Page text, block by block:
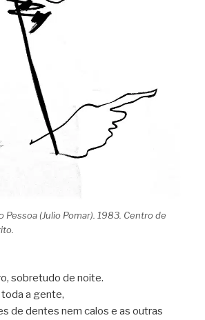
Pessoa (Julio Pomar). 1983. Centro de
sobretudo de noite.
a gente,
de dentes nem calos e as outras